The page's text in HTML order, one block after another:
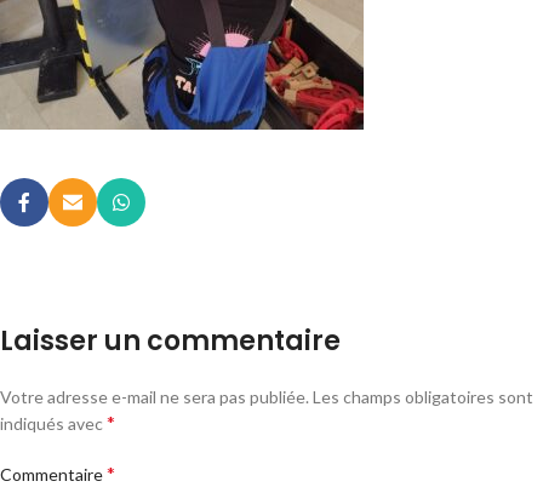
Laisser un commentaire
Votre adresse e-mail ne sera pas publiée. Les champs obligatoires sont
indiqués avec*
Commentaire*